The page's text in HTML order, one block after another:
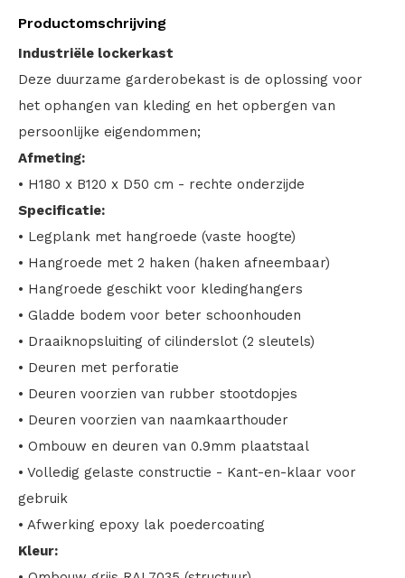
Productomschrijving
Industriële lockerkast
Deze duurzame garderobekast is de oplossing voor
het ophangen van kleding en het opbergen van
persoonlijke eigendommen;
Afmeting:
• H180 x B120 x D50 cm - rechte onderzijde
Specificatie:
• Legplank met hangroede (vaste hoogte)
• Hangroede met 2 haken (haken afneembaar)
• Hangroede geschikt voor kledinghangers
• Gladde bodem voor beter schoonhouden
• Draaiknopsluiting of cilinderslot (2 sleutels)
• Deuren met perforatie
• Deuren voorzien van rubber stootdopjes
• Deuren voorzien van naamkaarthouder
• Ombouw en deuren van 0.9mm plaatstaal
• Volledig gelaste constructie - Kant-en-klaar voor
gebruik
• Afwerking epoxy lak poedercoating
Kleur: